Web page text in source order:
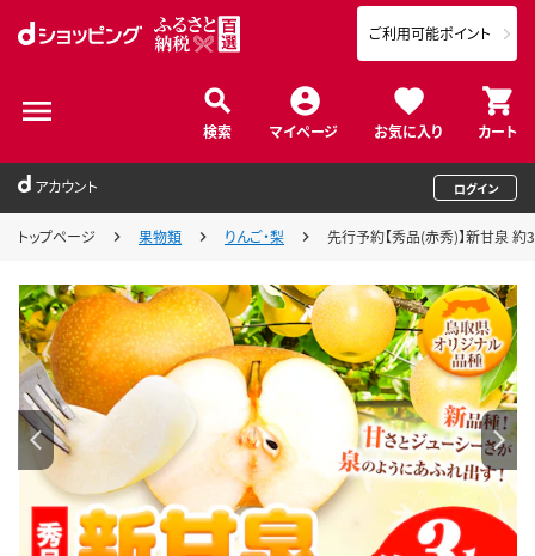
検索 マイページ お気に入り カート
ご利用可能ポイント
アカウント ログイン
トップページ 果物類 りんご・梨 先行予約【秀品(赤秀)】新甘泉